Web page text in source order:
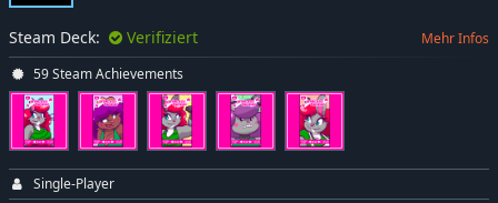
Steam Deck: Verifiziert Mehr Infos
59 Steam Achievements
Single-Player